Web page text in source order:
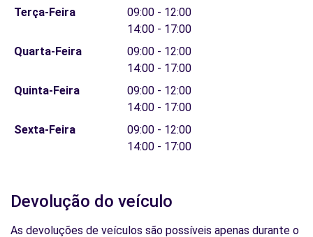
Terça-Feira
09:00 - 12:00
14:00 - 17:00
Quarta-Feira
09:00 - 12:00
14:00 - 17:00
Quinta-Feira
09:00 - 12:00
14:00 - 17:00
Sexta-Feira
09:00 - 12:00
14:00 - 17:00
Devolução do veículo
As devoluções de veículos são possíveis apenas durante o